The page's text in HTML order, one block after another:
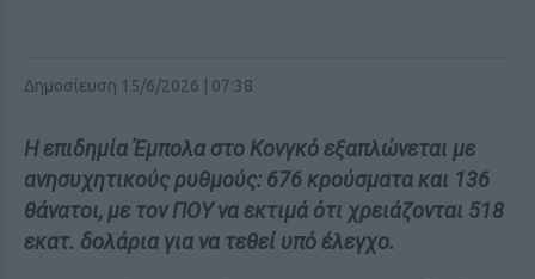
Δημοσίευση 15/6/2026 | 07:38
Η επιδημία Έμπολα στο Κονγκό εξαπλώνεται με
ανησυχητικούς ρυθμούς: 676 κρούσματα και 136
θάνατοι, με τον ΠΟΥ να εκτιμά ότι χρειάζονται 518
εκατ. δολάρια για να τεθεί υπό έλεγχο.